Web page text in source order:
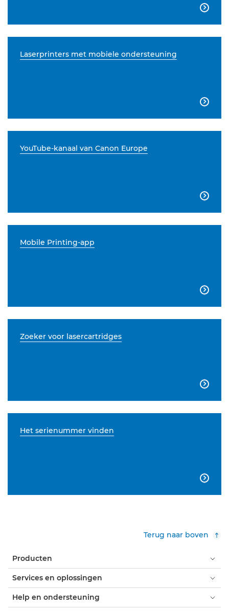

Laserprinters met mobiele ondersteuning

YouTube-kanaal van Canon Europe

Mobile Printing-app

Zoeker voor lasercartridges

Het serienummer vinden

Terug naar boven
Producten
Services en oplossingen
Help en ondersteuning